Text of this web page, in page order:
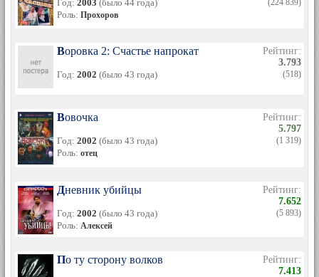
Год: 2003 (было 44 года)
Роль: Прохоров
(224 839)
Воровка 2: Счастье напрокат
Год: 2002 (было 43 года)
Рейтинг:
3.793
(518)
Вовочка
Год: 2002 (было 43 года)
Роль: отец
Рейтинг:
5.797
(1 319)
Дневник убийцы
Год: 2002 (было 43 года)
Роль: Алексей
Рейтинг:
7.652
(5 893)
По ту сторону волков
Рейтинг:
7.413